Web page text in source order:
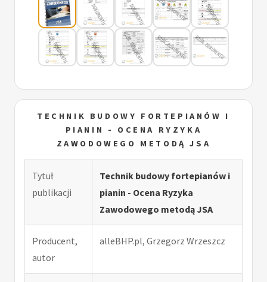
TECHNIK BUDOWY FORTEPIANÓW I
PIANIN - OCENA RYZYKA
ZAWODOWEGO METODĄ JSA
Tytuł
publikacji
Technik budowy fortepianów i
pianin - Ocena Ryzyka
Zawodowego metodą JSA
Producent,
autor
alleBHP.pl, Grzegorz Wrzeszcz